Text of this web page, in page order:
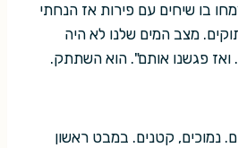
בו שיחים עם פירות אז הנחתי
מצב המים שלנו לא היה
ואז פגשנו אותם". הוא השתתק.
נמוכים, קטנים. במבט ראשון